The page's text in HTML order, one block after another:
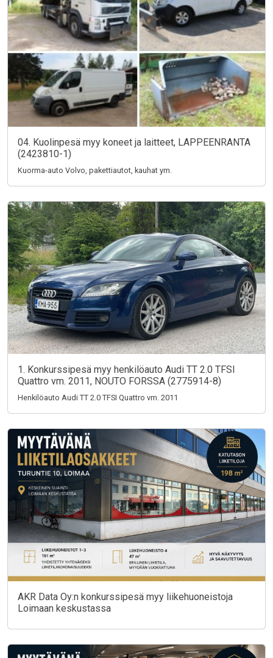
04. Kuolinpesä myy koneet ja laitteet, LAPPEENRANTA
(2423810-1)
Kuorma-auto Volvo, pakettiautot, kauhat ym.
1. Konkurssipesä myy henkilöauto Audi TT 2.0 TFSI
Quattro vm. 2011, NOUTO FORSSA (2775914-8)
Henkilöauto Audi TT 2.0 TFSI Quattro vm. 2011
AKR Data Oy:n konkurssipesä myy liikehuoneistoja
Loimaan keskustassa